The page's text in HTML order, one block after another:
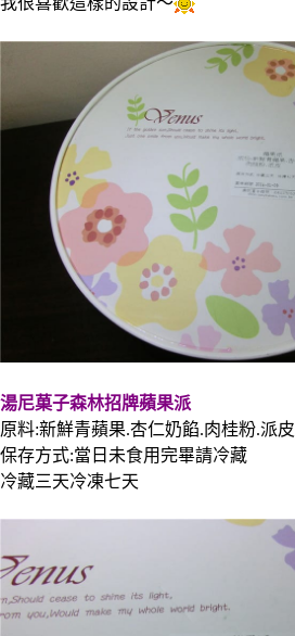
湯尼菓子森林招牌蘋果派
原料:新鮮青蘋果.杏仁奶餡.肉桂粉.派皮
保存方式:當日未食用完畢請冷藏
冷藏三天冷凍七天